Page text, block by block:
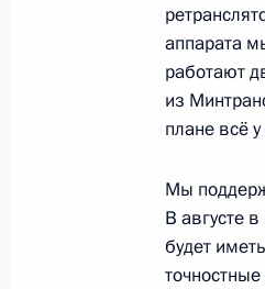
Перечень
и
20 апреля
Перечень
6 апреля
аппарата
работают
из
плане всё
Мы
В августе
будет